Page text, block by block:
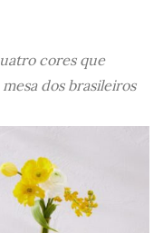
cores que
dos brasileiros